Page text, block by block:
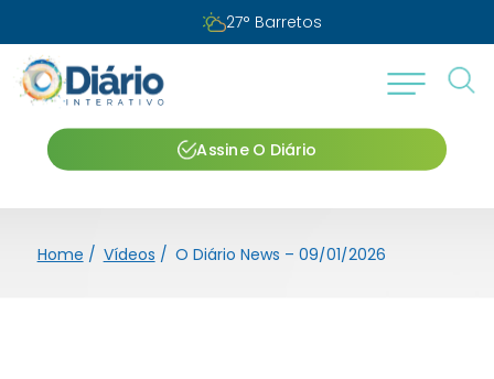
27° Barretos
Assine O Diário
Home / Vídeos / O Diário News – 09/01/2026